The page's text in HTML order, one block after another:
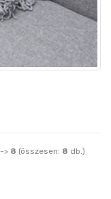
-> 8 (összesen: 8 db.)